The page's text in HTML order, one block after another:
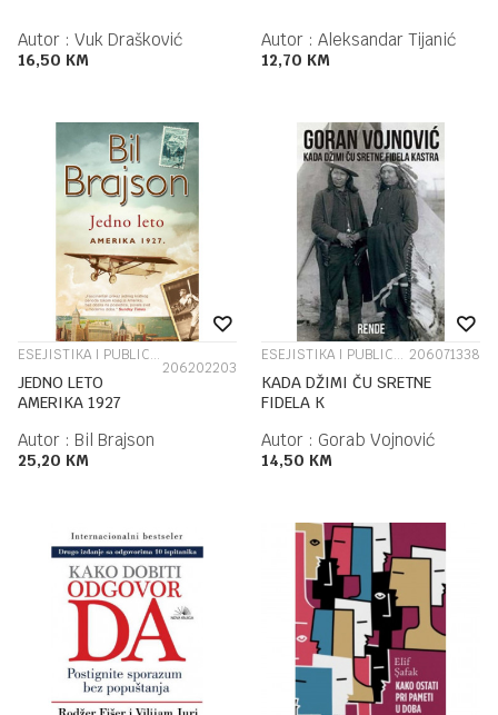
Autor : Vuk Drašković
16,50 KM
Autor : Aleksandar Tijanić
12,70 KM
ESEJISTIKA I PUBLICISTIKA
206202203
JEDNO LETO
AMERIKA 1927
Autor : Bil Brajson
25,20 KM
ESEJISTIKA I PUBLICISTIKA 206071338
KADA DŽIMI ČU SRETNE
FIDELA K
Autor : Gorab Vojnović
14,50 KM